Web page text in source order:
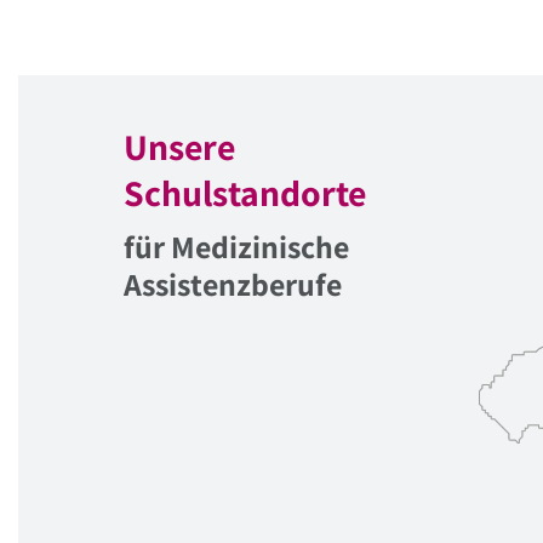
Unsere
Schulstandorte
für Medizinische
Assistenzberufe